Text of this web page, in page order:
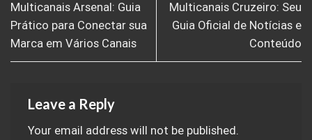
Multicanais Arsenal: Guia
Prático para Conectar sua
Marca em Vários Canais
Multicanais Cruzeiro: Seu
Guia Oficial de Notícias e
Conteúdo
Leave a Reply
Your email address will not be published.